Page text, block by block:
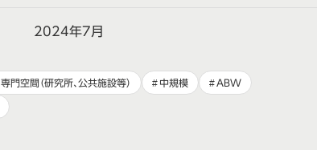
2024年7月
専門空間（研究所、公共施設等） 中規模 ABW